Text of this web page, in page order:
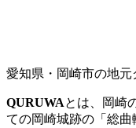
愛知県・岡崎市の地
QURUWAとは、岡崎
ての岡崎城跡の「総曲